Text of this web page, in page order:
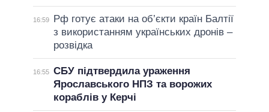
16:59
Рф готує атаки на об’єкти країн Балтії
з використанням українських дронів –
розвідка
16:55 СБУ підтвердила ураження
Ярославського НПЗ та ворожих
кораблів у Керчі